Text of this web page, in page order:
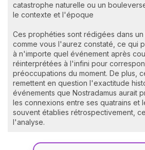
catastrophe naturelle ou un
le contexte et l'époque
Ces prophéties sont rédigées dans
comme vous l'aurez constaté, ce qui
à n'importe quel événement après
réinterprétées à l'infini pour
préoccupations du moment. De plus,
remettent en question l'exactitude
événements que Nostradamus aurait
les connexions entre ses quatrains et
souvent établies rétrospectivement,
l'analyse.